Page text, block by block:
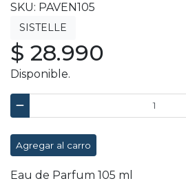
SKU: PAVEN105
$ 28.990
Disponible.
Agregar al carro
Eau de Parfum 105 ml